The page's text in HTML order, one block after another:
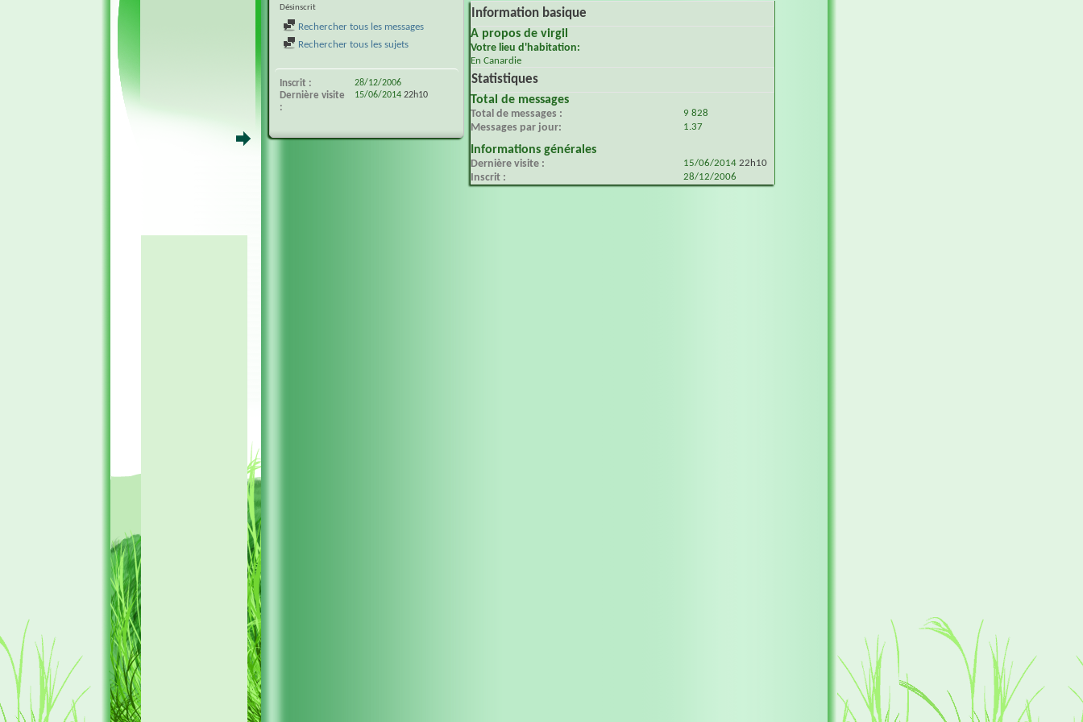
Désinscrit
Rechercher tous les messages
Rechercher tous les sujets
Inscrit 28/12/2006
Dernière visite 15/06/2014 22h10
Information basique
A propos de virgil
Votre lieu d'habitation:
En Canardie
Statistiques
Total de messages
Total de messages 9 828
Messages par jour 1.37
Informations générales
Dernière visite 15/06/201422h10
Inscrit 28/12/2006